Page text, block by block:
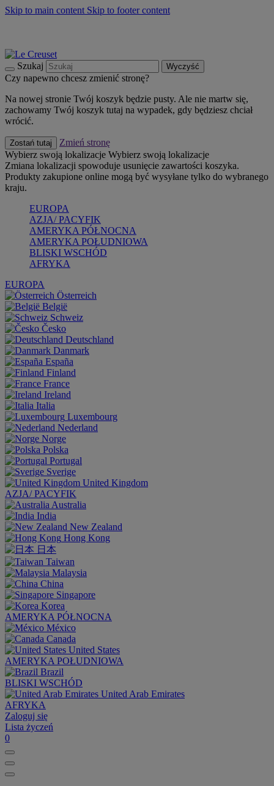
Skip to main content Skip to footer content
Szukaj Wyczyść
Czy napewno chcesz zmienić stronę?
Na nowej stronie Twój koszyk będzie pusty. Ale nie martw się,
zachowamy Twój koszyk tutaj na wypadek, gdy będziesz chciał
wrócić.
Zostań tutaj
Zmień stronę
Wybierz swoją lokalizacje Wybierz swoją lokalizacje
Zmiana lokalizacji spowoduje usunięcie zawartości koszyka.
Produkty zakupione online mogą być wysyłane tylko do wybranego
kraju.
EUROPA
AZJA/ PACYFIK
AMERYKA PÓŁNOCNA
AMERYKA POŁUDNIOWA
BLISKI WSCHÓD
AFRYKA
EUROPA
Österreich
België
Schweiz
Česko
Deutschland
Danmark
España
Finland
France
Ireland
Italia
Luxembourg
Nederland
Norge
Polska
Portugal
Sverige
United Kingdom
AZJA/ PACYFIK
Australia
India
New Zealand
Hong Kong
日本
Taiwan
Malaysia
China
Singapore
Korea
AMERYKA PÓŁNOCNA
México
Canada
United States
AMERYKA POŁUDNIOWA
Brazil
BLISKI WSCHÓD
United Arab Emirates
AFRYKA
Zaloguj się
Lista życzeń
0